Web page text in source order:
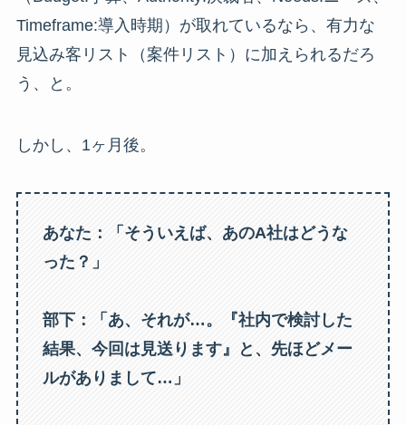
Timeframe:導入時期）が取れているなら、有力な
見込み客リスト（案件リスト）に加えられるだろ
う、と。
しかし、1ヶ月後。
あなた：「そういえば、あのA社はどうな
った？」
部下：「あ、それが…。『社内で検討した
結果、今回は見送ります』と、先ほどメー
ルがありまして…」